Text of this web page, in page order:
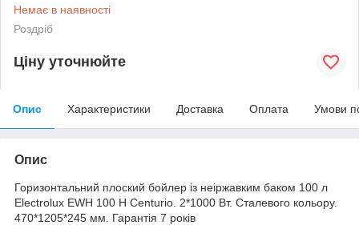
Немає в наявності
Роздріб
Ціну уточнюйте
Опис Характеристики Доставка Оплата Умови
Опис
Горизонтальний плоский бойлер із неіржавким баком 100 л
Electrolux EWH 100 H Centurio. 2*1000 Вт. Сталевого кольору.
470*1205*245 мм. Гарантія 7 років